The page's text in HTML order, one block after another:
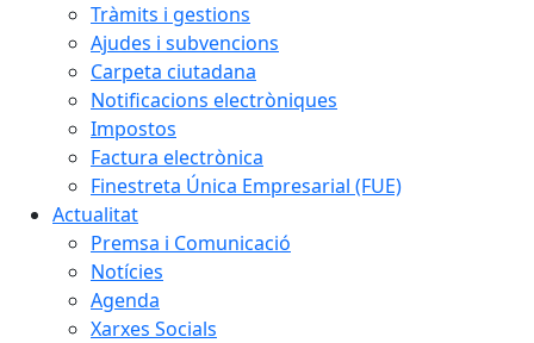
Tràmits i gestions
Ajudes i subvencions
Carpeta ciutadana
Notificacions electròniques
Impostos
Factura electrònica
Finestreta Única Empresarial (FUE)
Actualitat
Premsa i Comunicació
Notícies
Agenda
Xarxes Socials